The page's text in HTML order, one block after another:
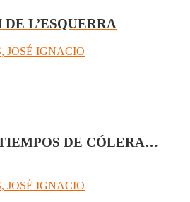
L’ESQUERRA
JOSÉ IGNACIO
DE CÓLERA…
JOSÉ IGNACIO